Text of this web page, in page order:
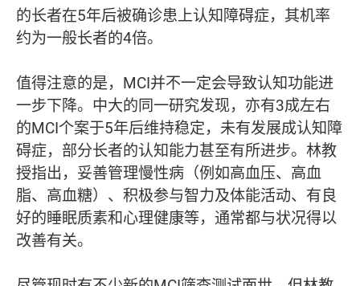
的长者在5年后被确诊患上认知障碍症，其机率
约为一般长者的4倍。
值得注意的是，MCI并不一定会导致认知功能进
一步下降。中大的同一研究发现，亦有3成左右
的MCI个案于5年后维持稳定，未有发展成认知障
碍症，部分长者的认知能力甚至有所进步。林教
授指出，妥善管理慢性病（例如高血压、高血
脂、高血糖）、积极参与智力及体能活动、有良
好的睡眠质素和心理健康等，通常都与状况得以
改善有关。